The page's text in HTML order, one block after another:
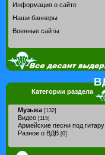
Информация о сайте
Наши баннеры
Военные сайты
Категории раздела
Музыка [132]
Видео [115]
Армейские песни под гитару
Разное о ВДВ [0]